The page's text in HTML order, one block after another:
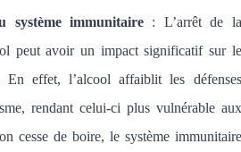
système immunitaire : L’arrêt de la
peut avoir un impact significatif sur le
En effet, l’alcool affaiblit les défenses
rendant celui-ci plus vulnérable aux
cesse de boire, le système immunitaire